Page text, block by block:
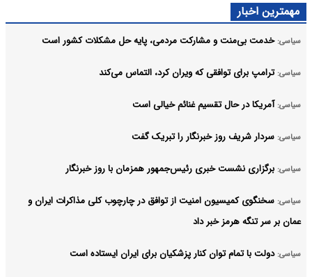
مهمترین اخبار
سیاسی: خدمت بی‌منت و مشارکت مردمی، پایه حل مشکلات کشور است
سیاسی: ترامپ برای توافقی که ویران کرد، التماس می‌کند
سیاسی: آمریکا در حال تقسیم غنائم خیالی است
سیاسی: سردار شریف روز خبرنگار را تبریک گفت
سیاسی: برگزاری نشست خبری رئیس‌جمهور همزمان با روز خبرنگار
سیاسی: سخنگوی کمیسیون امنیت از توافق در چارچوب کلی مذاکرات ایران و
عمان بر سر تنگه هرمز خبر داد
سیاسی: دولت با تمام توان کنار پزشکیان برای ایران ایستاده است